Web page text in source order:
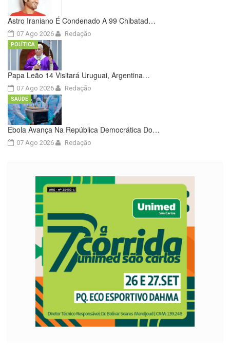
Astro Iraniano É Condenado A 99 Chibatad…
07 Ago 2026 Redação
Papa Leão 14 Visitará Uruguai, Argentina…
07 Ago 2026
POLÍTICA
Redação
Ebola Avança Na República Democrática Do…
07 Ago 2026
SAÚDE
Redação